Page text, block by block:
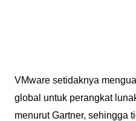
VMware setidaknya
global untuk perangkat
menurut Gartner, sehingga